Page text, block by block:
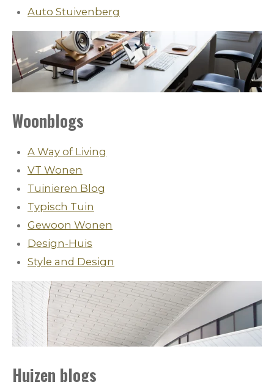
Auto Stuivenberg
Woonblogs
A Way of Living
VT Wonen
Tuinieren Blog
Typisch Tuin
Gewoon Wonen
Design-Huis
Style and Design
Huizen blogs